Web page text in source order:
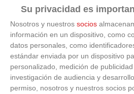
Su privacidad es
Nosotros y nuestros socios
información en un dispositivo, como
datos personales, como
estándar enviada por un dispositivo
personalizado, medición de
investigación de audiencia y
permiso, nosotros y nuestros socios